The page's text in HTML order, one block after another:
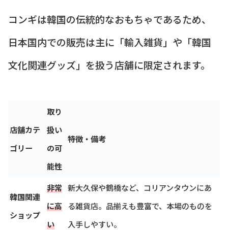
コンギは韓国の伝統的なおもちゃであるため、
日本国内での販売は主に「輸入雑貨」や「韓国
文化関連グッズ」を扱う店舗に限定されます。
店舗カテ
ゴリー
取り
扱い
の可
能性
特徴・備考
韓国関連
ショップ
非常
に高
い
新大久保や鶴橋など、コリアンタウンにあ
る雑貨店。品揃えも豊富で、本場のものを
入手しやすい。